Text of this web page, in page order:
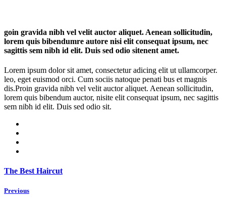
goin gravida nibh vel velit auctor aliquet. Aenean sollicitudin,
lorem quis bibendumre autore nisi elit consequat ipsum, nec
sagittis sem nibh id elit. Duis sed odio sitenent amet.
Lorem ipsum dolor sit amet, consectetur adicing elit ut ullamcorper.
leo, eget euismod orci. Cum sociis natoque penati bus et magnis
dis.Proin gravida nibh vel velit auctor aliquet. Aenean sollicitudin,
lorem quis bibendum auctor, nisite elit consequat ipsum, nec sagittis
sem nibh id elit. Duis sed odio sit.
The Best Haircut
Previous